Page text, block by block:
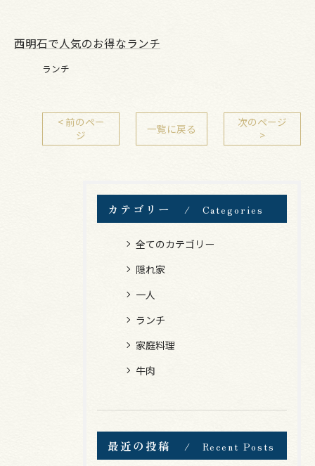
西明石で人気のお得なランチ
ランチ
< 前のペー
ジ
一覧に戻る
次のページ
>
カテゴリー Categories
全てのカテゴリー
隠れ家
一人
ランチ
家庭料理
牛肉
最近の投稿 Recent Posts